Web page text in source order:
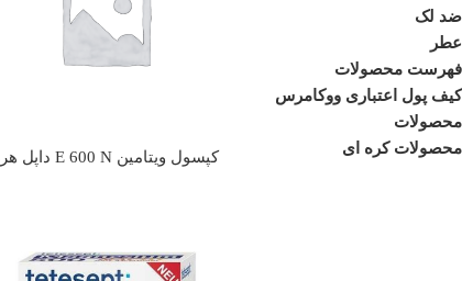
ضد لک
عطر
فهرست محصولات
کیف پول اعتباری ووکامرس
محصولات
محصولات کره ای
کپسول ویتامین E 600 N داپل هرز